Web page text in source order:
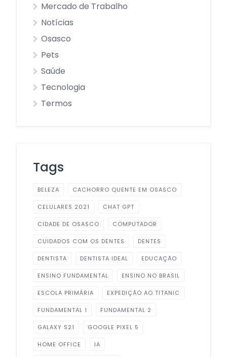
Mercado de Trabalho
Notícias
Osasco
Pets
Saúde
Tecnologia
Termos
Tags
BELEZA CACHORRO QUENTE EM OSASCO
CELULARES 2021 CHAT GPT
CIDADE DE OSASCO COMPUTADOR
CUIDADOS COM OS DENTES DENTES
DENTISTA DENTISTA IDEAL EDUCAÇÃO
ENSINO FUNDAMENTAL ENSINO NO BRASIL
ESCOLA PRIMÁRIA EXPEDIÇÃO AO TITANIC
FUNDAMENTAL 1 FUNDAMENTAL 2
GALAXY S21 GOOGLE PIXEL 5
HOME OFFICE IA